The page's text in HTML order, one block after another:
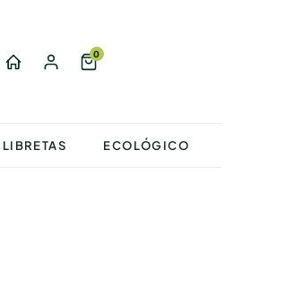
0
LIBRETAS ECOLÓGICO